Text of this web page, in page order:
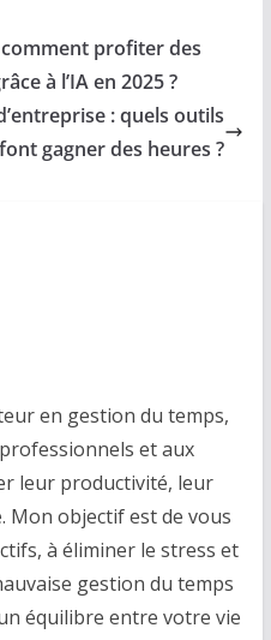
profiter des
à l’IA en 2025 ?
: quels outils
gagner des heures ?
en gestion du temps,
et aux
leur productivité, leur
Mon objectif est de vous
à éliminer le stress et
gestion du temps
équilibre entre votre vie